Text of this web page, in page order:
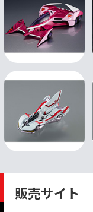
販売サイト